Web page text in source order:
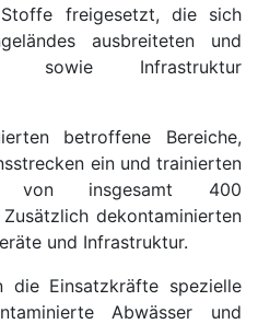
Stoffe freigesetzt, die sich
ausbreiteten und
sowie Infrastruktur
betroffene Bereiche,
ein und trainierten
von insgesamt 400
dekontaminierten
und Infrastruktur.
die Einsatzkräfte spezielle
Abwässer und